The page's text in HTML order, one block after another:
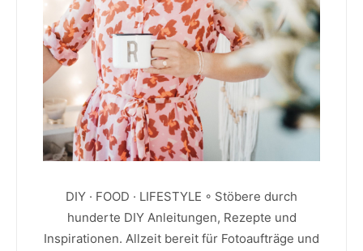
DIY · FOOD · LIFESTYLE ◦ Stöbere durch
hunderte DIY Anleitungen, Rezepte und
Inspirationen. Allzeit bereit für Fotoaufträge und